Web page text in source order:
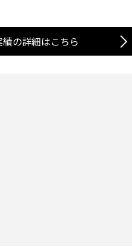
績の詳細はこちら